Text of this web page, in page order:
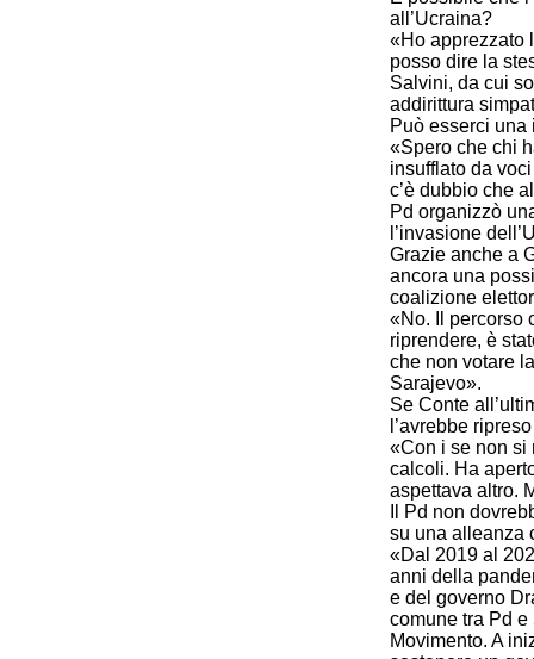
all’Ucraina?
«Ho apprezzato
posso dire la
Salvini, da cui
addirittura
Può esserci
«Spero che chi
insufflato da
c’è dubbio che
Pd organizzò
l’invasione
Grazie anche a
ancora una
coalizione
«No. Il percorso
riprendere, è
che non votare
Sarajevo».
Se Conte
l’avrebbe
«Con i se non si
calcoli. Ha
aspettava altro.
Il Pd non
su una alleanza
«Dal 2019 al
anni della
e del governo
comune tra Pd
Movimento. A